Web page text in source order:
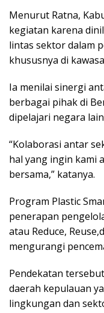
Menurut Ratna,
kegiatan karena
lintas sektor dalam
khususnya di
Ia menilai sinergi
berbagai pihak di
dipelajari negara
“Kolaborasi antar
hal yang ingin kami
bersama,” katanya.
Program Plastic
penerapan
atau Reduce,
mengurangi
Pendekatan
daerah kepulauan
lingkungan dan